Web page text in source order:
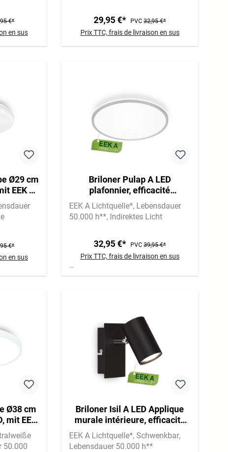
€*
en sus
29,95 €* PVC32,95 €*
Prix TTC, frais de livraison en sus
Ø29 cm
EEK A
€*
en sus
Briloner Pulap A LED
plafonnier, efficacité
énergétique A, rétroéclairage,
chrome mat
EEK A Lichtquelle* Lebensdauer
50.000 h** Indirektes Licht
32,95 €* PVC39,95 €*
Prix TTC, frais de livraison en sus
Ø38 cm
mit EEK
50.000
Briloner Isil A LED Applique
murale intérieure, efficacité
énergétique A, orientable, noir
EEK A Lichtquelle* Schwenkbar
Lebensdauer 50.000 h**